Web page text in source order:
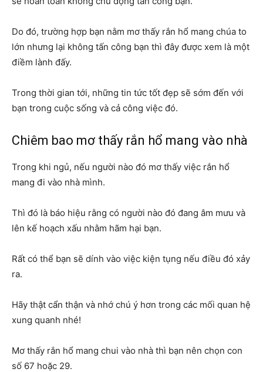
Do đó, trường hợp bạn nằm mơ thấy rắn hổ mang chúa to
lớn nhưng lại không tấn công bạn thì đây được xem là một
điềm lành đấy.
Trong thời gian tới, những tin tức tốt đẹp sẽ sớm đến với
bạn trong cuộc sống và cả công việc đó.
Chiêm bao mơ thấy rắn hổ mang vào nhà
Trong khi ngủ, nếu người nào đó mơ thấy việc rắn hổ
mang đi vào nhà mình.
Thì đó là báo hiệu rằng có người nào đó đang âm mưu và
lên kế hoạch xấu nhằm hãm hại bạn.
Rất có thể bạn sẽ dính vào việc kiện tụng nếu điều đó xảy
ra.
Hãy thật cẩn thận và nhớ chú ý hơn trong các mối quan hệ
xung quanh nhé!
Mơ thấy rắn hổ mang chui vào nhà thì bạn nên chọn con
số 67 hoặc 29.